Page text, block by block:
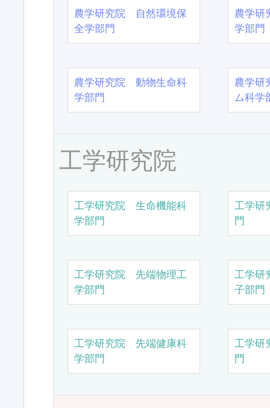
農学研究院 自然環境保
全学部門
農学
学部門
農学研究院 動物生命科
学部門
農学
ム科学
工学研究院
工学研究院 生命機能科
学部門
工学研
門
工学研究院 先端物理工
学部門
工学研
子部門
工学研究院 先端健康科
学部門
工学研
門